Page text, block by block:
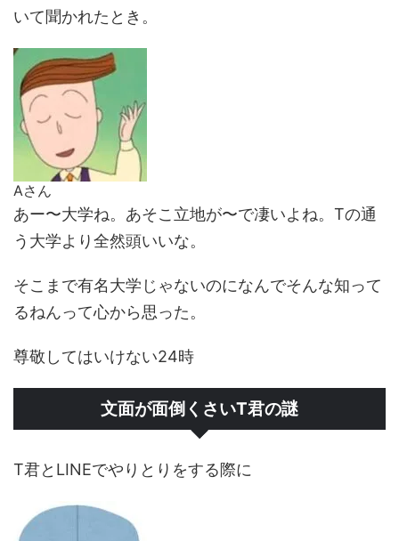
いて聞かれたとき。
Aさん
あー〜大学ね。あそこ立地が〜で凄いよね。Tの通
う大学より全然頭いいな。
そこまで有名大学じゃないのになんでそんな知って
るねんって心から思った。
尊敬してはいけない24時
文面が面倒くさいT君の謎
T君とLINEでやりとりをする際に